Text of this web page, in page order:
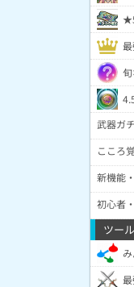
武器ガ
こころ
新機能
初心者
ツール